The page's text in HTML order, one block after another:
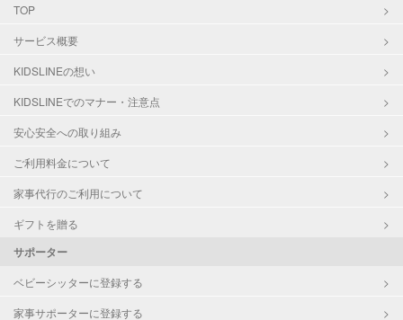
TOP
サービス概要
KIDSLINEの想い
KIDSLINEでのマナー・注意点
安心安全への取り組み
ご利用料金について
家事代行のご利用について
ギフトを贈る
サポーター
ベビーシッターに登録する
家事サポーターに登録する